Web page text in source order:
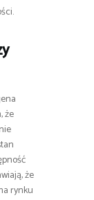
że
że
rynku